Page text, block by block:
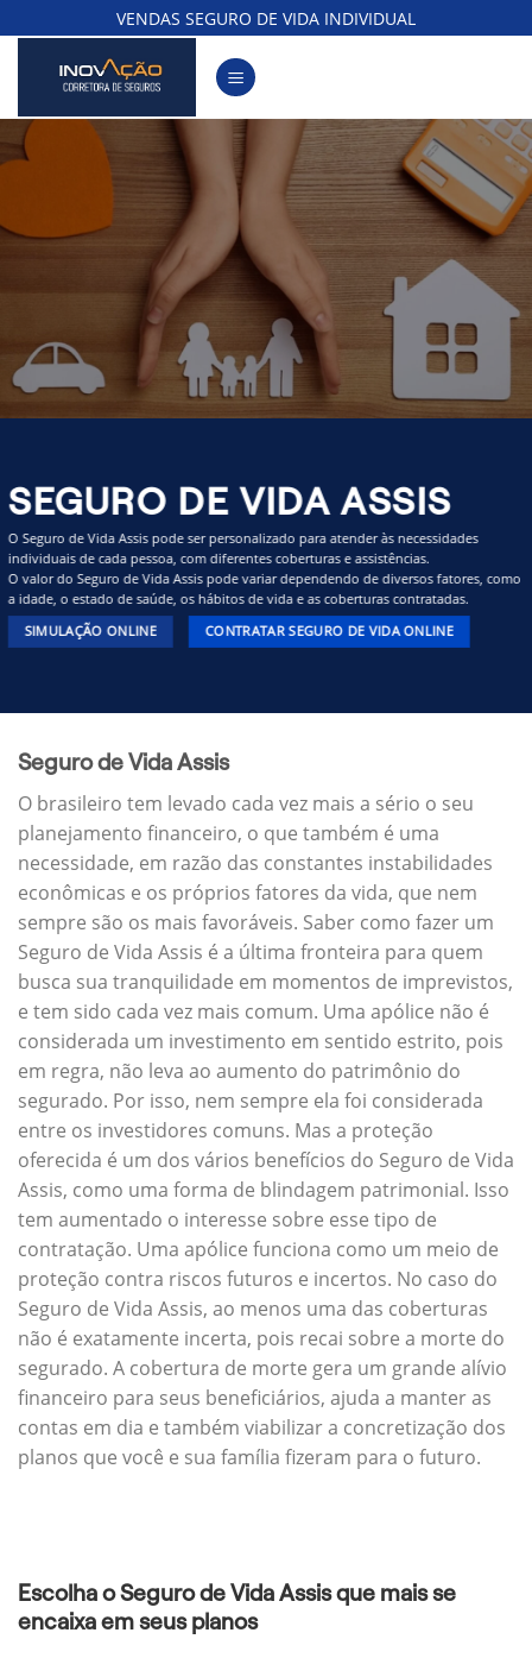
to
content
VENDAS SEGURO DE VIDA INDIVIDUAL
SEGURO DE VIDA ASSIS
O Seguro de Vida Assis pode ser personalizado para atender às necessidades
individuais de cada pessoa, com diferentes coberturas e assistências.
O valor do Seguro de Vida Assis pode variar dependendo de diversos fatores, como
a idade, o estado de saúde, os hábitos de vida e as coberturas contratadas.
SIMULAÇÃO ONLINE CONTRATAR SEGURO DE VIDA ONLINE
Seguro de Vida Assis
O brasileiro tem levado cada vez mais a sério o seu
planejamento financeiro, o que também é uma
necessidade, em razão das constantes instabilidades
econômicas e os próprios fatores da vida, que nem
sempre são os mais favoráveis. Saber como fazer um
Seguro de Vida Assis é a última fronteira para quem
busca sua tranquilidade em momentos de imprevistos,
e tem sido cada vez mais comum. Uma apólice não é
considerada um investimento em sentido estrito, pois
em regra, não leva ao aumento do patrimônio do
segurado. Por isso, nem sempre ela foi considerada
entre os investidores comuns. Mas a proteção
oferecida é um dos vários benefícios do Seguro de Vida
Assis, como uma forma de blindagem patrimonial. Isso
tem aumentado o interesse sobre esse tipo de
contratação. Uma apólice funciona como um meio de
proteção contra riscos futuros e incertos. No caso do
Seguro de Vida Assis, ao menos uma das coberturas
não é exatamente incerta, pois recai sobre a morte do
segurado. A cobertura de morte gera um grande alívio
financeiro para seus beneficiários, ajuda a manter as
contas em dia e também viabilizar a concretização dos
planos que você e sua família fizeram para o futuro.
Escolha o Seguro de Vida Assis que mais se
encaixa em seus planos